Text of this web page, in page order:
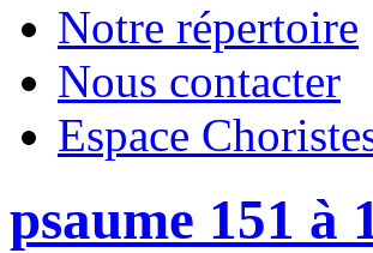
Notre répertoire
Nous contacter
Espace
psaume 151 à